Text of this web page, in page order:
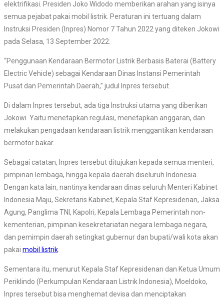
elektrifikasi. Presiden Joko Widodo memberikan arahan yang isinya
semua pejabat pakai mobil listrik. Peraturan ini tertuang dalam
Instruksi Presiden (Inpres) Nomor 7 Tahun 2022 yang diteken Jokowi
pada Selasa, 13 September 2022.
“Penggunaan Kendaraan Bermotor Listrik Berbasis Baterai (Battery
Electric Vehicle) sebagai Kendaraan Dinas Instansi Pemerintah
Pusat dan Pemerintah Daerah,” judul Inpres tersebut.
Di dalam Inpres tersebut, ada tiga Instruksi utama yang diberikan
Jokowi. Yaitu menetapkan regulasi, menetapkan anggaran, dan
melakukan pengadaan kendaraan listrik menggantikan kendaraan
bermotor bakar.
Sebagai catatan, Inpres tersebut ditujukan kepada semua menteri,
pimpinan lembaga, hingga kepala daerah diseluruh Indonesia.
Dengan kata lain, nantinya kendaraan dinas seluruh Menteri Kabinet
Indonesia Maju, Sekretaris Kabinet, Kepala Staf Kepresidenan, Jaksa
Agung, Panglima TNI, Kapolri, Kepala Lembaga Pemerintah non-
kementerian, pimpinan kesekretariatan negara lembaga negara,
dan pemimpin daerah setingkat gubernur dan bupati/wali kota akan
pakai mobil listrik.
Sementara itu, menurut Kepala Staf Kepresidenan dan Ketua Umum
Periklindo (Perkumpulan Kendaraan Listrik Indonesia), Moeldoko,
Inpres tersebut bisa menghemat devisa dan menciptakan